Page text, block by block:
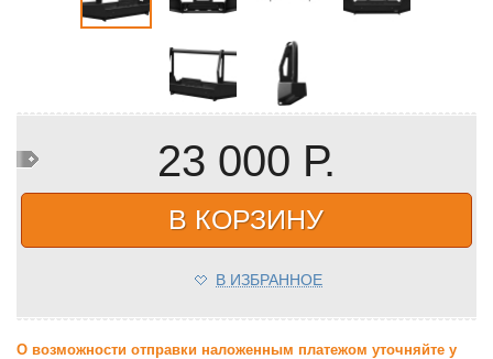
23 000 Р.
В КОРЗИНУ
В ИЗБРАННОЕ
О возможности отправки наложенным платежом уточняйте у